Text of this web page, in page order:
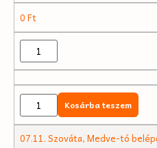
0Ft
Kosárba teszem
07.11. Szováta, Medve-tó